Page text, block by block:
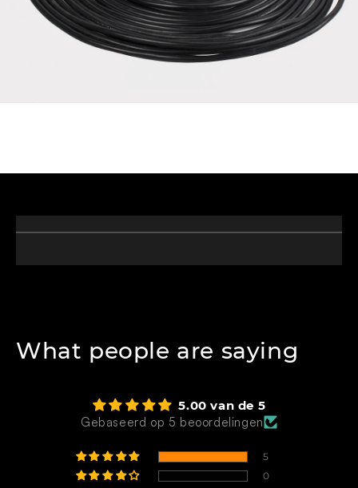
What people are saying
5.00 van de 5
Gebaseerd op 5 beoordelingen
5
0